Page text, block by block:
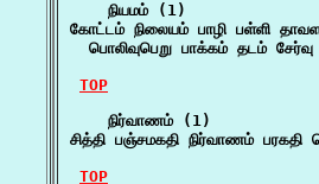
    நியமம் (1)
கோட்டம் நிலையம் பாழி பள்ளி
பொலிவுபெறு பாக்கம் தடம்
TOP
    நிர்வாணம் (1)
சித்தி பஞ்சமகதி நிர்வாணம்
TOP